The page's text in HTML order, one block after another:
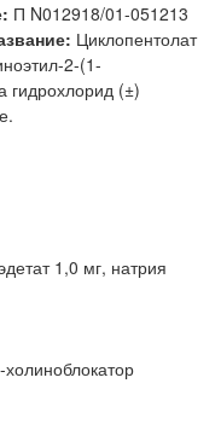
П N012918/01-051213
Циклопентолат
2-(1-
гидрохлорид (±)
1,0 мг, натрия